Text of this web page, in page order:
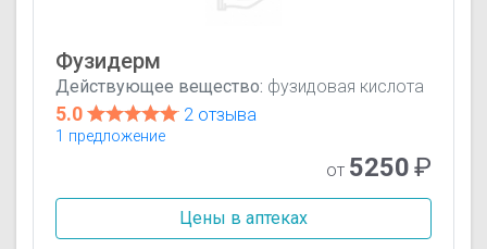
Фузидерм
Действующее вещество: фузидовая кислота
5.0 2 отзыва
1 предложение
от 5250₽
Цены в аптеках